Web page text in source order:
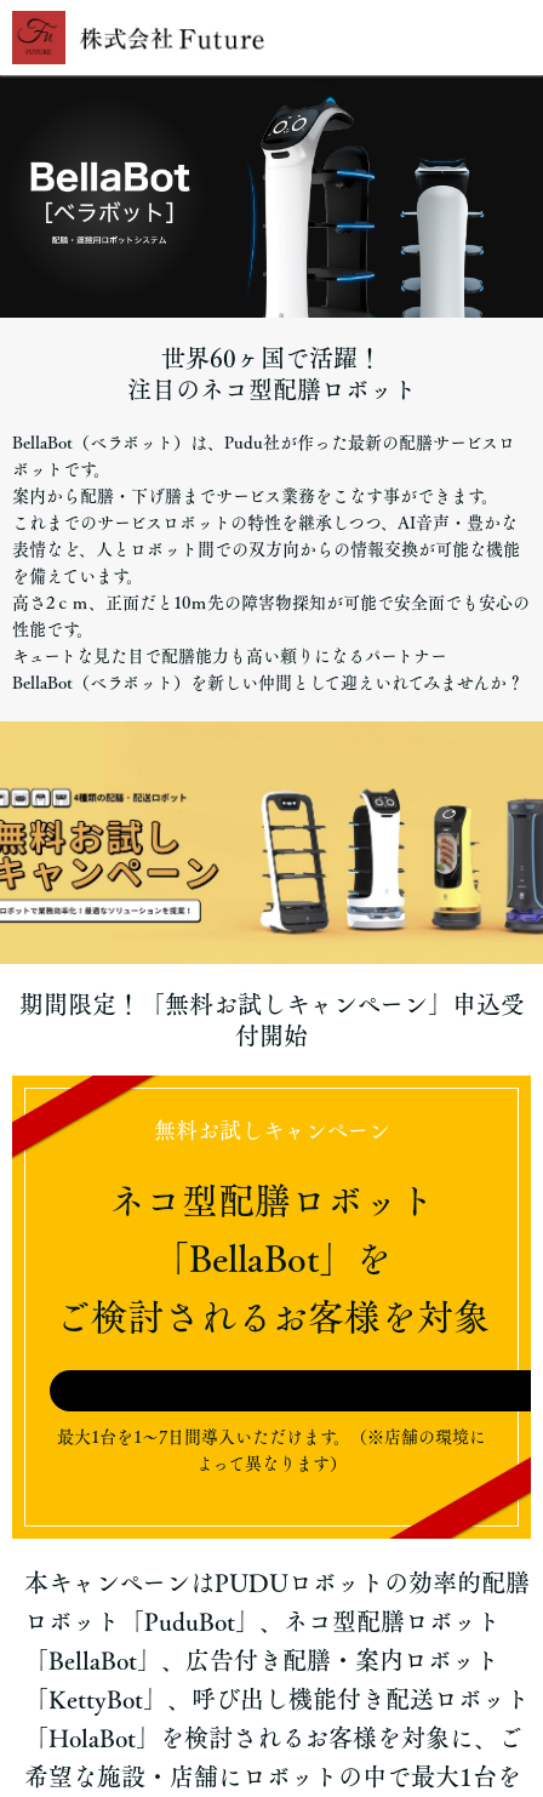
世界60ヶ国で活躍！
注目のネコ型配膳ロボット
BellaBot（ベラボット）は、Pudu社が作った最新の配膳サービスロ
ボットです。
案内から配膳・下げ膳までサービス業務をこなす事ができます。
これまでのサービスロボットの特性を継承しつつ、AI音声・豊かな
表情など、人とロボット間での双方向からの情報交換が可能な機能
を備えています。
高さ2ｃｍ、正面だと10ｍ先の障害物探知が可能で安全面でも安心の
性能です。
キュートな見た目で配膳能力も高い頼りになるパートナー
BellaBot（ベラボット）を新しい仲間として迎えいれてみませんか？
期間限定！「無料お試しキャンペーン」申込受
付開始
無料お試しキャンペーン
ネコ型配膳ロボット
「BellaBot」を
ご検討されるお客様を対象
最大1台を1〜7日間導入いただけます。（※店舗の環境に
よって異なります）
本キャンペーンはPUDUロボットの効率的配膳
ロボット「PuduBot」、ネコ型配膳ロボット
「BellaBot」、広告付き配膳・案内ロボット
「KettyBot」、呼び出し機能付き配送ロボット
「HolaBot」を検討されるお客様を対象に、ご
希望な施設・店舗にロボットの中で最大1台を